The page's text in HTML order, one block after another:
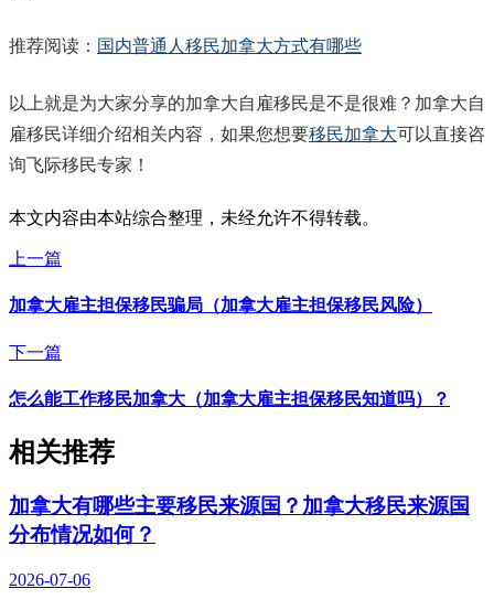
推荐阅读： 国内普通人移民加拿大方式有哪些
以上就是为大家分享的加拿大自雇移民是不是很难？加拿大自
雇移民详细介绍相关内容，如果您想要移民加拿大可以直接咨
询飞际移民专家！
本文内容由本站综合整理，未经允许不得转载。
上一篇
加拿大雇主担保移民骗局（加拿大雇主担保移民风险）
下一篇
怎么能工作移民加拿大（加拿大雇主担保移民知道吗）？
相关推荐
加拿大有哪些主要移民来源国？加拿大移民来源国
分布情况如何？
2026-07-06